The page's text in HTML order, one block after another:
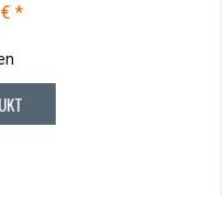
€ wieder vergütet.
*